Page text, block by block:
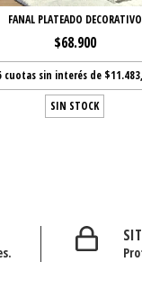
FANAL PLATEADO DECORATIVO
$68.900
cuotas sin interés de
SIN STOCK